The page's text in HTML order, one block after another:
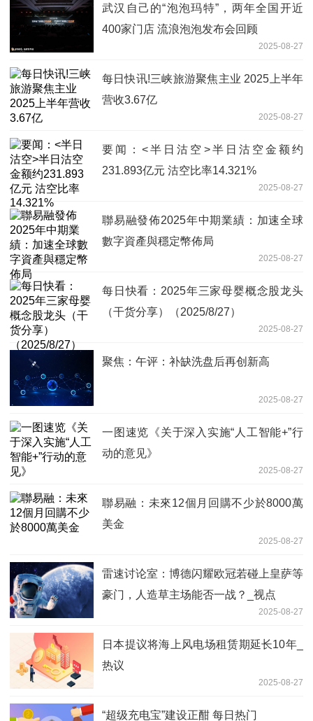
武汉自己的“泡泡玛特”，两年全国开近
400家门店 流浪泡泡发布会回顾
2025-08-27
每日快讯!三峡旅游聚焦主业 2025上半年
营收3.67亿
2025-08-27
要闻：<半日沽空>半日沽空金额约
231.893亿元 沽空比率14.321%
2025-08-27
聯易融發佈2025年中期業績：加速全球
數字資產與穩定幣佈局
2025-08-27
每日快看：2025年三家母婴概念股龙头
（干货分享）（2025/8/27）
2025-08-27
聚焦：午评：补缺洗盘后再创新高
2025-08-27
一图速览《关于深入实施“人工智能+”行
动的意见》
2025-08-27
聯易融：未來12個月回購不少於8000萬
美金
2025-08-27
雷速讨论室：博德闪耀欧冠若碰上皇萨等
豪门，人造草主场能否一战？_视点
2025-08-27
日本提议将海上风电场租赁期延长10年_
热议
2025-08-27
“超级充电宝”建设正酣 每日热门